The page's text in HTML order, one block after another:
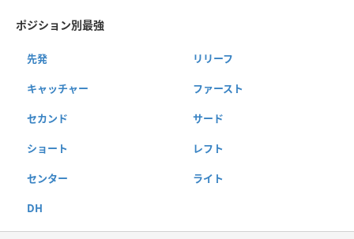
ポジション別最強
先発 リリーフ
キャッチャー ファースト
セカンド サード
ショート レフト
センター ライト
DH